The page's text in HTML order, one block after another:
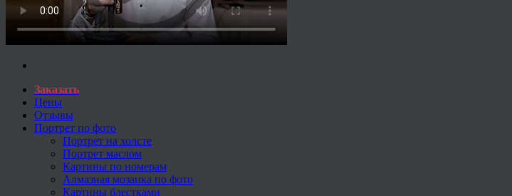
Заказать
Цены
Отзывы
Портрет по фото
Портрет на холсте
Портрет маслом
Картины по номерам
Алмазная мозаика по фото
Картины блестками